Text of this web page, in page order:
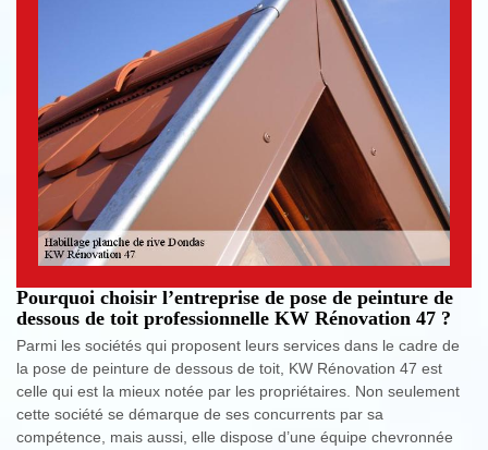
Pourquoi choisir l’entreprise de pose de peinture de
dessous de toit professionnelle KW Rénovation 47 ?
Parmi les sociétés qui proposent leurs services dans le cadre de
la pose de peinture de dessous de toit, KW Rénovation 47 est
celle qui est la mieux notée par les propriétaires. Non seulement
cette société se démarque de ses concurrents par sa
compétence, mais aussi, elle dispose d’une équipe chevronnée